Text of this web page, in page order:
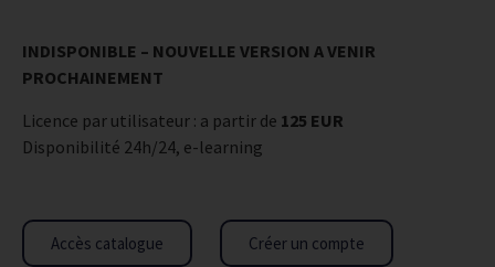
INDISPONIBLE – NOUVELLE VERSION A VENIR
PROCHAINEMENT
Licence par utilisateur : a partir de 125 EUR
Disponibilité 24h/24, e-learning
Accès catalogue Créer un compte